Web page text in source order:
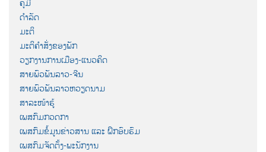
ຄູ່ມື
ດຳລັດ
ມະຕິ
ມະຕິຄຳສັ່ງຂອງພັກ
ວຽກງານການເມືອງ-ແນວຄິດ
ສາຍພົວພັນລາວ-ຈີນ
ສາຍພົວພັນລາວຫວຽດນາມ
ສາລະໜ້າຮູ້
ເພສກົມກວດກາ
ເພສກົມຂໍ້ມູນຂ່າວສານ ແລະ ຝຶກອົບຮົມ
ເພສກົມຈັດຕັ້ງ-ພະນັກງານ